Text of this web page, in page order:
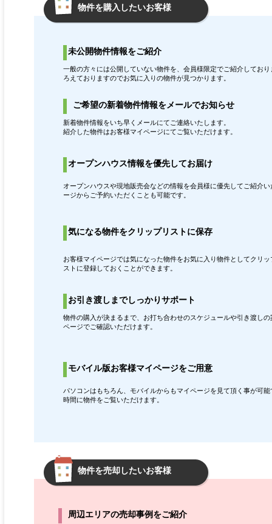
物件を購入したいお客様
未公開物件情報をご紹介
一般の方々には公開していない物件を、会員様限定でご紹介しており
ろえておりますのでお気に入りの物件が見つかります。
ご希望の新着物件情報をメールでお知らせ
新着物件情報をいち早くメールにてご連絡いたします。
紹介した物件はお客様マイページにてご覧いただけます。
オープンハウス情報を優先してお届け
オープンハウスや現地販売会などの情報を会員様に優先してご紹介い
ージからご予約いただくことも可能です。
気になる物件をクリップリストに保存
お客様マイページでは気になった物件をお気に入り物件としてクリッ
ストに登録しておくことができます。
お引き渡しまでしっかりサポート
物件の購入が決まるまで、お打ち合わせのスケジュールや引き渡し
ページでご確認いただけます。
モバイル版お客様マイページをご用意
パソコンはもちろん、モバイルからもマイページを見て頂く事が可
時間に物件をご覧いただけます。
物件を売却したいお客様
周辺エリアの売却事例をご紹介